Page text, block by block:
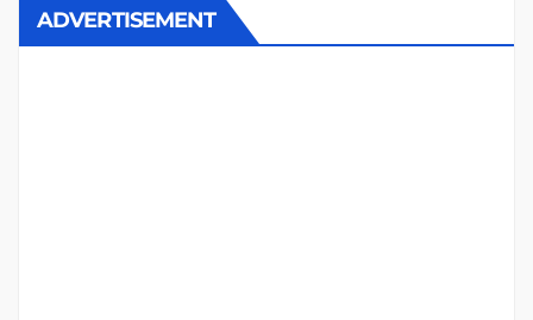
ADVERTISEMENT